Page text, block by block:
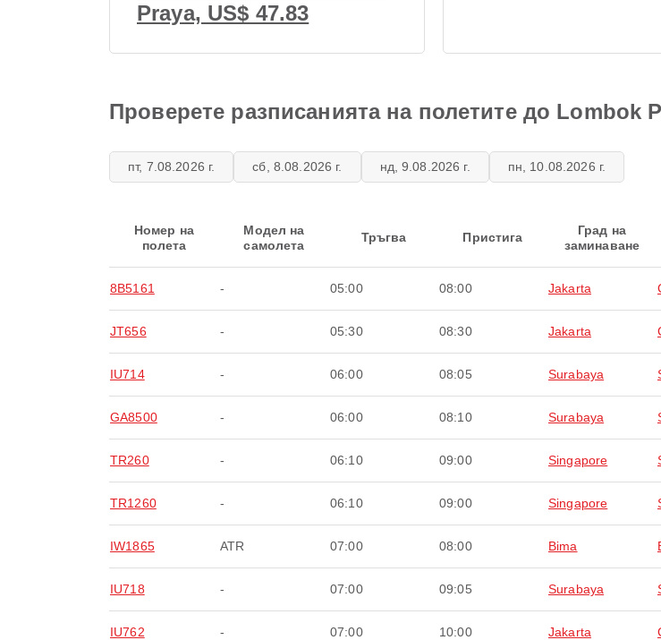
Praya, US$ 47.83
Проверете разписанията на полетите до Lombok
пт, 7.08.2026 г. сб, 8.08.2026 г. нд, 9.08.2026 г. пн, 10.08.2026 г.
Номер на
полета
Модел на
самолета
Тръгва Пристига
Град на
заминаване
8B5161 - 05:00 08:00 Jakarta
JT656 - 05:30 08:30 Jakarta
IU714 - 06:00 08:05 Surabaya
GA8500 - 06:00 08:10 Surabaya
TR260 - 06:10 09:00 Singapore
TR1260 - 06:10 09:00 Singapore
IW1865 ATR 07:00 08:00 Bima
IU718 - 07:00 09:05 Surabaya
IU762 - 07:00 10:00 Jakarta